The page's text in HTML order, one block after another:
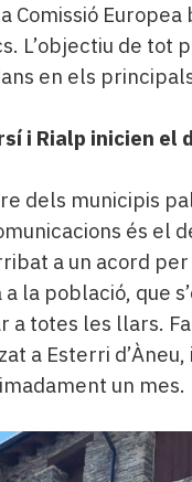
Comissió
L’objectiu de tot
en els
i Rialp inicien el
dels municipis
és el
a un acord
a la població, que
a totes les llars.
a Esterri
un mes.